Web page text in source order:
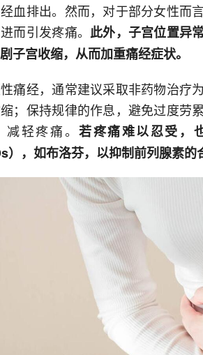
血排出。然而，对于部分女性而
而引发疼痛。 此外，子宫位置异
子宫收缩，从而加重痛经症状。
痛经，通常建议采取非药物治疗
；保持规律的作息，避免过度劳
减轻疼痛。若疼痛难以忍受，
），如布洛芬，以抑制前列腺素的